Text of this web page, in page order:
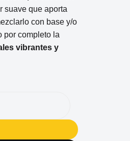
suave que aporta
con base y/o
por completo la
vibrantes y